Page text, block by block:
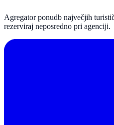
Agregator ponudb največjih
rezerviraj neposredno pri agenciji.